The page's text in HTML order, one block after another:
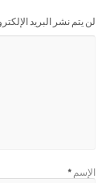
لن يتم نشر البريد
الإسم *